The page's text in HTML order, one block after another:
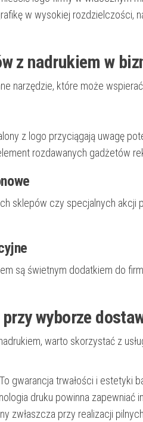
w wysokiej rozdzielczości,
z nadrukiem w
narzędzie, które może
z logo przyciągają uwagę
rozdawanych gadżetów
sklepów czy specjalnych akcji
są świetnym dodatkiem do
wyborze
warto skorzystać z
To gwarancja trwałości i estetyki
druku powinna zapewniać
zwłaszcza przy realizacji